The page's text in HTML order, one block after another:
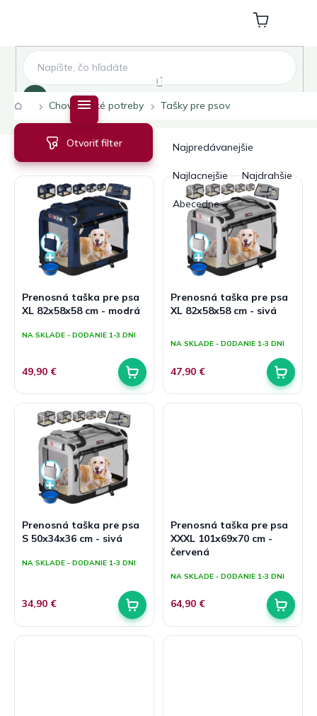
Nákupný
košík
Domov
Chovateľské potreby Tašky pre psov
a
e
u
k
o
Najpredávanejšie
Najlacnejšie Najdrahšie
Abecedne
Otvoriť filter
V
p
i
Prenosná taška pre psa
XL 82x58x58 cm - modrá
NA SKLADE - DODANIE 1-3 DNI
49,90 €
Prenosná taška pre psa
XL 82x58x58 cm - sivá
hodnotenie
5,0
5
NA SKLADE - DODANIE 1-3 DNI
47,90 €
Prenosná taška pre psa
S 50x34x36 cm - sivá
NA SKLADE - DODANIE 1-3 DNI
34,90 €
Prenosná taška pre psa
XXXL 101x69x70 cm -
červená
NA SKLADE - DODANIE 1-3 DNI
64,90 €